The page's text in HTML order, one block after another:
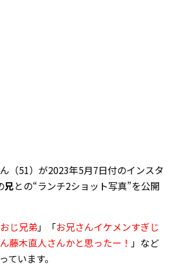
（51）が2023年5月7日付のインスタ
兄との“ランチ2ショット写真”を公開
じ兄弟」「お兄さんイケメンすぎじ
藤木直人さんかと思ったー！ 」など
ています。